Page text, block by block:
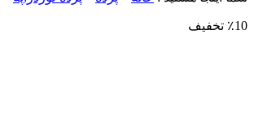
٪10 تخفیف